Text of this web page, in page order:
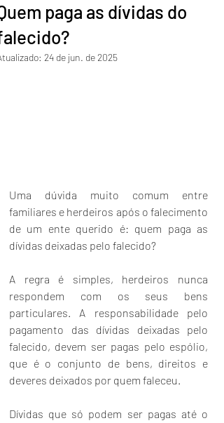
paga as dívidas do
24 de jun. de 2025
Uma dúvida muito comum entre
familiares e herdeiros após o falecimento
de um ente querido é: quem paga as
dívidas deixadas pelo falecido?
A regra é simples, herdeiros nunca
respondem com os seus bens
particulares. A responsabilidade pelo
pagamento das dívidas deixadas pelo
falecido, devem ser pagas pelo espólio,
que é o conjunto de bens, direitos e
deveres deixados por quem faleceu.
Dívidas que só podem ser pagas até o